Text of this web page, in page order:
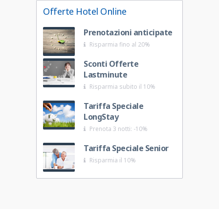
Offerte Hotel Online
Prenotazioni anticipate
Risparmia fino al 20%
Sconti Offerte
Lastminute
Risparmia subito il 10%
Tariffa Speciale
LongStay
Prenota 3 notti: -10%
Tariffa Speciale Senior
Risparmia il 10%